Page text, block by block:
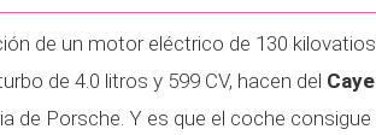
de un motor eléctrico de 130
de 4.0 litros y 599 CV, hacen del
de Porsche. Y es que el coche consigue